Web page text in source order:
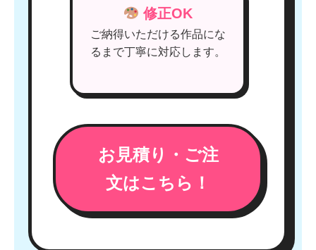
修正OK
ご納得いただける作品にな
るまで丁寧に対応します。
お見積り・ご注
文はこちら！